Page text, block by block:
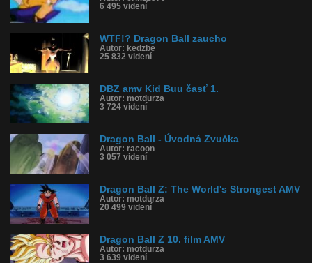
6 495 videní
WTF!? Dragon Ball zaucho
Autor: kedzbe
25 832 videní
DBZ amv Kid Buu časť 1.
Autor: motdurza
3 724 videní
Dragon Ball - Úvodná Zvučka
Autor: racoon
3 057 videní
Dragon Ball Z: The World's Strongest AMV
Autor: motdurza
20 499 videní
Dragon Ball Z 10. film AMV
Autor: motdurza
3 639 videní